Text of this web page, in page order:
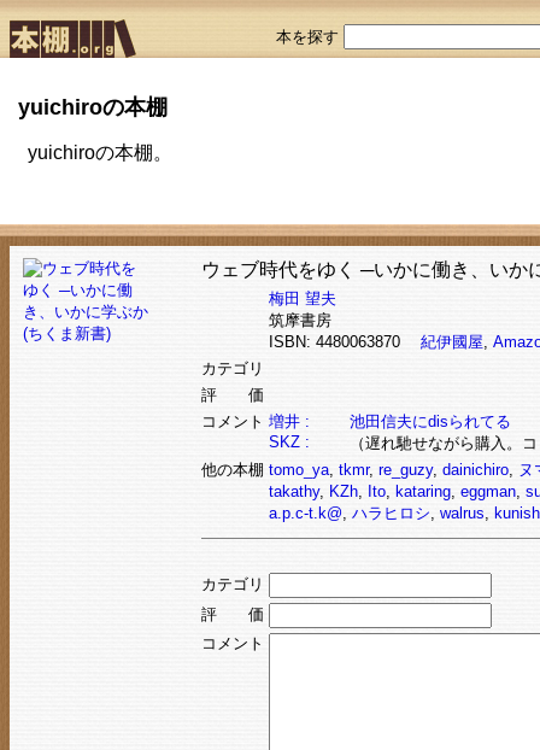
本を探す
yuichiroの本棚
yuichiroの本棚。
ウェブ時代をゆく ─いかに働き、いか
梅田 望夫
筑摩書房
ISBN: 4480063870 紀伊國屋,
カテゴリ
評 価
コメント 増井 :
池田信夫にdisられてる
SKZ :
（遅れ馳せながら購入。
他の本棚 tomo_ya, tkmr, re_guzy, dainichiro, ヌ
takathy, KZh, Ito, kataring, eggman,
a.p.c-t.k@, ハラヒロシ, walrus,
カテゴリ
評 価
コメント